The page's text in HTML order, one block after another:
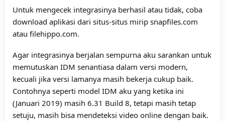
Untuk mengecek integrasinya berhasil atau tidak, coba
download aplikasi dari situs-situs mirip snapfiles.com
atau filehippo.com.
Agar integrasinya berjalan sempurna aku sarankan untuk
memutuskan IDM senantiasa dalam versi modern,
kecuali jika versi lamanya masih bekerja cukup baik.
Contohnya seperti model IDM aku yang ketika ini
(Januari 2019) masih 6.31 Build 8, tetapi masih tetap
setuju, masih bisa mendeteksi video online dengan baik.